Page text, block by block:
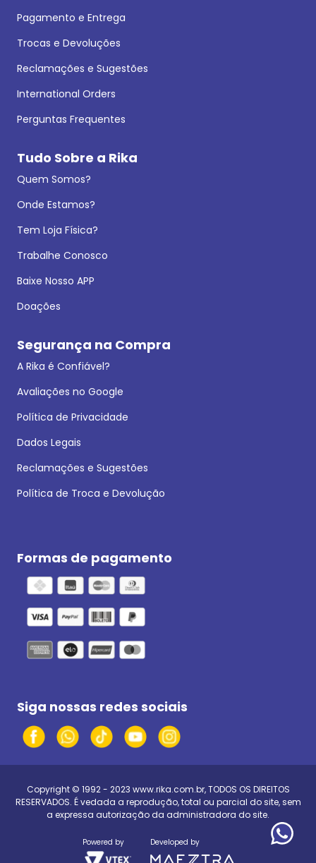
Pagamento e Entrega
Trocas e Devoluções
Reclamações e Sugestões
International Orders
Perguntas Frequentes
Tudo Sobre a Rika
Quem Somos?
Onde Estamos?
Tem Loja Física?
Trabalhe Conosco
Baixe Nosso APP
Doações
Segurança na Compra
A Rika é Confiável?
Avaliações no Google
Política de Privacidade
Dados Legais
Reclamações e Sugestões
Política de Troca e Devolução
Formas de pagamento
Siga nossas redes sociais
Copyright © 1992 - 2023 www.rika.com.br, TODOS OS DIREITOS
RESERVADOS. É vedada a reprodução, total ou parcial do site, sem
a expressa autorização da administradora do site.
Powered by Developed by